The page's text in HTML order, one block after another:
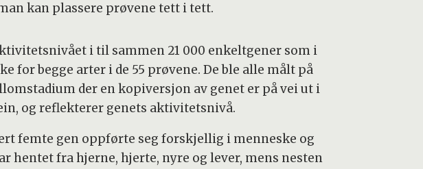
kan plassere prøvene tett i tett.
i til sammen 21 000 enkeltgener som i
for begge arter i de 55 prøvene. De ble alle målt på
der en kopiversjon av genet er på vei ut i
og reflekterer genets aktivitetsnivå.
femte gen oppførte seg forskjellig i menneske og
hentet fra hjerne, hjerte, nyre og lever, mens nesten